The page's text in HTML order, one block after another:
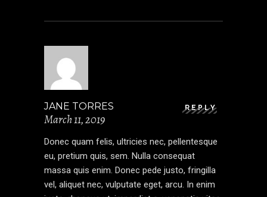
JANE TORRES
March 11, 2019
REPLY
Donec quam felis, ultricies nec, pellentesque
eu, pretium quis, sem. Nulla consequat
massa quis enim. Donec pede justo, fringilla
vel, aliquet nec, vulputate eget, arcu. In enim